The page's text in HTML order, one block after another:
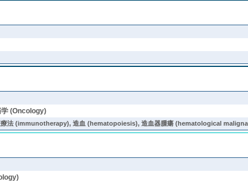
(Oncology)
療法 (immunotherapy), 造血 (hematopoiesis), 造血器腫瘍 (hematological